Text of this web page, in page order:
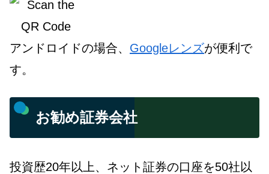
アンドロイドの場合、 Googleレンズが便利で
す。
お勧め証券会社
投資歴20年以上、ネット証券の口座を50社以